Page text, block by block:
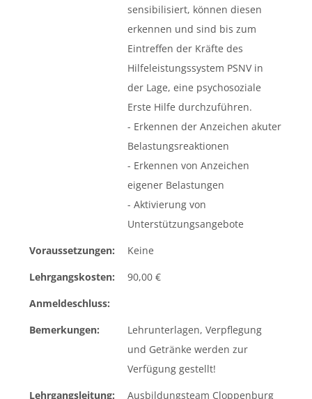
sensibilisiert, können diesen
erkennen und sind bis zum
Eintreffen der Kräfte des
Hilfeleistungssystem PSNV in
der Lage, eine psychosoziale
Erste Hilfe durchzuführen.
- Erkennen der Anzeichen akuter
Belastungsreaktionen
- Erkennen von Anzeichen
eigener Belastungen
- Aktivierung von
Unterstützungsangebote
Voraussetzungen:
Keine
Lehrgangskosten:
90,00 €
Anmeldeschluss:
Bemerkungen:
Lehrunterlagen, Verpflegung
und Getränke werden zur
Verfügung gestellt!
Lehrgangsleitung:
Ausbildungsteam Cloppenburg